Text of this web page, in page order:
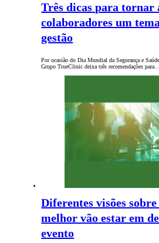
Três dicas para tornar
colaboradores um
gestão
Por ocasião do Dia Mundial da Segurança e
Grupo TrueClinic deixa três recomendações para…
Diferentes visões
melhor vão estar em
evento